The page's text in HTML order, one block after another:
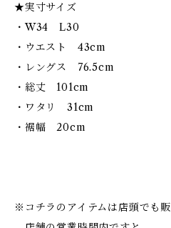
★実寸サイズ
・W34 L30
・ウエスト 43cm
・レングス 76.5cm
・総丈 101cm
・ワタリ 31cm
・裾幅 20cm
※コチラのアイテムは店頭でも販